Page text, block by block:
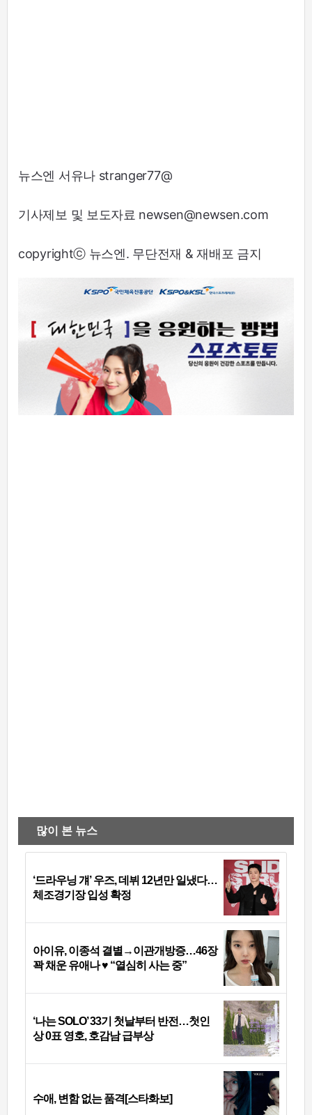
뉴스엔 서유나 stranger77@
기사제보 및 보도자료 newsen@newsen.com
copyrightⓒ 뉴스엔. 무단전재 & 재배포 금지
많이 본 뉴스
‘드라우닝 걔’ 우즈, 데뷔 12년만 일냈다…
체조경기장 입성 확정
아이유, 이종석 결별→이관개방증…46장
꽉 채운 유애나 ♥ “열심히 사는 중”
‘나는 SOLO’ 33기 첫날부터 반전…첫인
상 0표 영호, 호감남 급부상
수애, 변함 없는 품격[스타화보]